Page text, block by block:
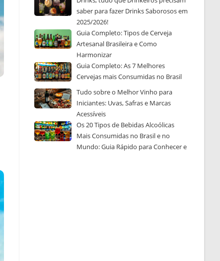
saber para fazer Drinks Saborosos em
2025/2026!
Guia Completo: Tipos de Cerveja
Artesanal Brasileira e Como
Harmonizar
Guia Completo: As 7 Melhores
Cervejas mais Consumidas no Brasil
Tudo sobre o Melhor Vinho para
Iniciantes: Uvas, Safras e Marcas
Acessíveis
Os 20 Tipos de Bebidas Alcoólicas
Mais Consumidas no Brasil e no
Mundo: Guia Rápido para Conhecer e